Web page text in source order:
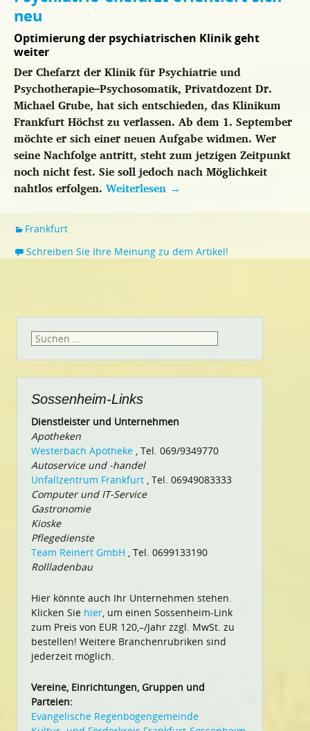
neu
Optimierung der psychiatrischen Klinik geht
weiter
Der Chefarzt der Klinik für Psychiatrie und
Psychotherapie–Psychosomatik, Privatdozent Dr.
Michael Grube, hat sich entschieden, das Klinikum
Frankfurt Höchst zu verlassen. Ab dem 1. September
möchte er sich einer neuen Aufgabe widmen. Wer
seine Nachfolge antritt, steht zum jetzigen Zeitpunkt
noch nicht fest. Sie soll jedoch nach Möglichkeit
nahtlos erfolgen. Weiterlesen →
Frankfurt
Schreiben Sie Ihre Meinung zu dem Artikel!
Suchen
Sossenheim-Links
Dienstleister und Unternehmen
Apotheken
Westerbach Apotheke , Tel. 069/9349770
Autoservice und -handel
Unfallzentrum Frankfurt , Tel. 06949083333
Computer und IT-Service
Gastronomie
Kioske
Pflegedienste
Team Reinert GmbH , Tel. 0699133190
Rollladenbau
Hier könnte auch Ihr Unternehmen stehen.
Klicken Sie hier, um einen Sossenheim-Link
zum Preis von EUR 120,–/Jahr zzgl. MwSt. zu
bestellen! Weitere Branchenrubriken sind
jederzeit möglich.
Vereine, Einrichtungen, Gruppen und
Parteien:
Evangelische Regenbogengemeinde